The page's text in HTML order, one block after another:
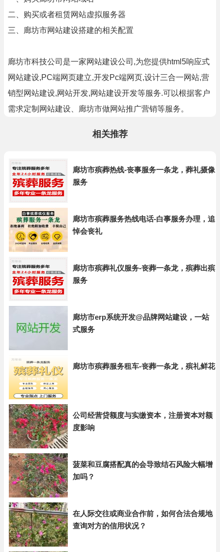
二、购买或者租赁网站虚拟服务器
三、廊坊市网站建设搭建的相关配置
廊坊市科技公司是一家网站建设公司,为您提供html5响应式
网站建设,PC端网页建立,开发Pc端网页,设计三合一网站,营
销型网站建设,网站开发,网站建设开发等服务.可以根据客户
需求定制网站建设、廊坊市做网站推广营销等服务。
相关推荐
廊坊市殡葬热线-丧事服务一条龙，葬礼摄像
服务
廊坊市殡葬服务热线电话-白事服务办理，追
悼会丧礼
廊坊市殡葬礼仪服务-丧葬一条龙，殡葬出殡
服务
廊坊市erp系统开发@品牌网站建设，一站
式服务
廊坊市殡葬服务租车-丧葬一条龙，殡礼鲜花
公司经营贷额度与实缴资本，注册资本对额
度影响
菠菜和豆腐搭配真的会导致结石风险大幅增
加吗？
在人际交往或商业合作前，如何合法合规地
查询对方的信用状况？